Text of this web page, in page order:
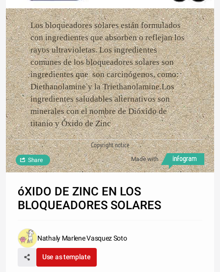
Los bloqueadores solares están formulados
con ingredientes que absorben o reflejan los
rayos ultravioletas. Los ingredientes
comunes de los bloqueadores solares son
ingredientes que son carcinógenos, como:
Diethanolamine y la Triethanolamine.Los
ingredientes saludables alternativos son
minerales con el nombre de Dióxido de
titanio y Óxido de Zinc
Copyright notice
Made with
Share
óXIDO DE ZINC EN LOS
BLOQUEADORES SOLARES
Nathaly Marlene Vasquez Soto
Use as template